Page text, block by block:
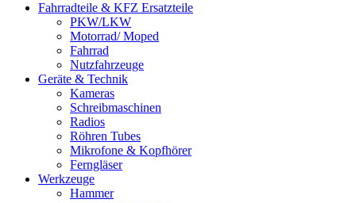
Fahrradteile & KFZ Ersatzteile
PKW/LKW
Motorrad/ Moped
Fahrrad
Nutzfahrzeuge
Geräte & Technik
Kameras
Schreibmaschinen
Radios
Röhren Tubes
Mikrofone & Kopfhörer
Ferngläser
Werkzeuge
Hammer